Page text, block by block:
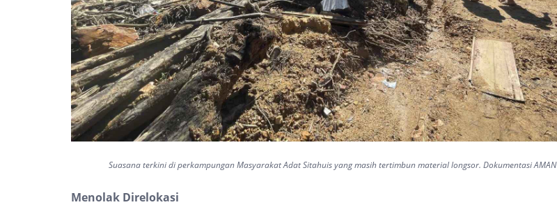
Suasana terkini di perkampungan Masyarakat Adat Sitahuis yang masih tertimbun material longsor. Dokumentasi AMAN
Menolak Direlokasi